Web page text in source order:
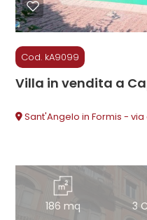
Cod. kA9099
Villa in vendita a
Sant'Angelo in Formis -
186 mq 3
5+
Bagni
minimi
Qualsiasi